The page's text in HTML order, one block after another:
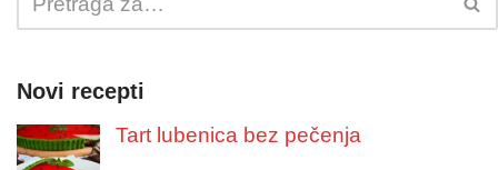
Novi recepti
Tart lubenica bez pečenja